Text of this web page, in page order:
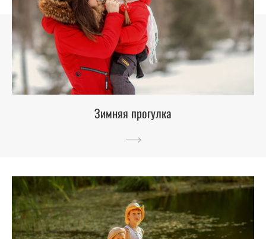
Зимняя прогулка